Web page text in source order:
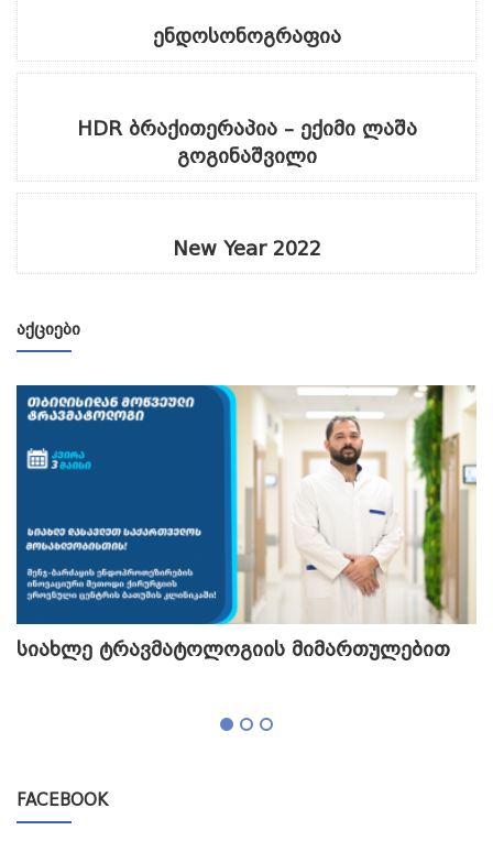
ენდოსონოგრაფია
HDR ბრაქითერაპია – ექიმი ლაშა
გოგინაშვილი
New Year 2022
ᲐᲥᲪᲘᲔᲑᲘ
სიახლე ტრავმატოლოგიის მიმართულებით
FACEBOOK